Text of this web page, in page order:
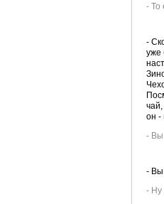
- То
-
уже
он -
- Вы
- Вы
- Ну